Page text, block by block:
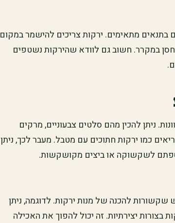
בתנאים מתאימים. ירקות צריכים להישמר במקום
במקרר. חשוב גם לוודא שהירקות נשטפים
ניתן להכין מהם סלטים צבעוניים, מרקים
כמו ירקות חתוכים עם מטבל. מעבר לכך, ניתן
לשקשוקה או ביצים מקושקשות.
שקשורות להכנה של מנות ירקות. לדוגמה, ניתן
בצורות יצירתיות. זה יכול להפוך את האכילה